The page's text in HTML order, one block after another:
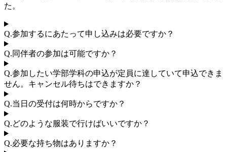
た。
Q.参加するにあたって申し込みは必要ですか？
Q.同伴者の参加は可能ですか？
Q.参加したい学部学科の申込が定員に達していて申込できま
せん。キャンセル待ちはできますか？
Q.当日の受付は何時からですか？
Q.どのような服装で行けばいいですか？
Q.必要な持ち物はありますか？